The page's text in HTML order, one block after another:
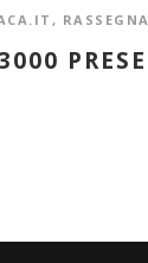
, RASSEGNA